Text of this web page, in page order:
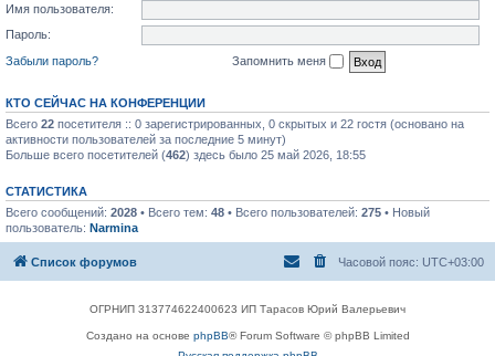
Имя пользователя:
Пароль:
Забыли пароль?
Запомнить меня
КТО СЕЙЧАС НА КОНФЕРЕНЦИИ
Всего 22 посетителя :: 0 зарегистрированных, 0 скрытых и 22 гостя (основано на
активности пользователей за последние 5 минут)
Больше всего посетителей (462) здесь было 25 май 2026, 18:55
СТАТИСТИКА
Всего сообщений: 2028 • Всего тем: 48 • Всего пользователей: 275 • Новый
пользователь: Narmina
Список форумов Часовой пояс: UTC+03:00
ОГРНИП 313774622400623 ИП Тарасов Юрий Валерьевич
Создано на основе phpBB® Forum Software © phpBB Limited